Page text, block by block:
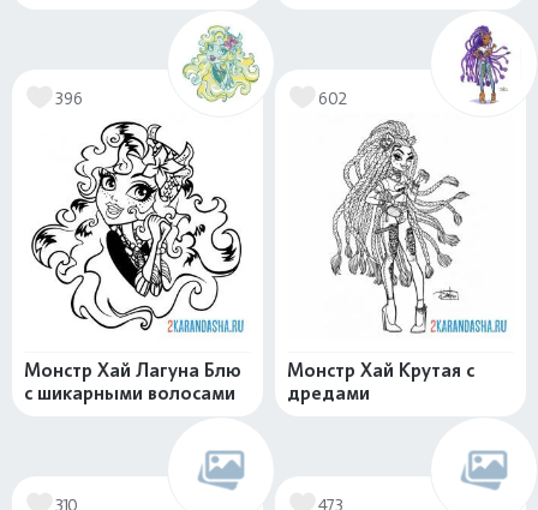
396
Монстр Хай Лагуна Блю
с шикарными волосами
602
Монстр Хай Крутая с
дредами
310 473